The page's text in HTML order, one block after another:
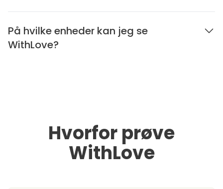
På hvilke enheder kan jeg se
WithLove?
Hvorfor prøve
WithLove